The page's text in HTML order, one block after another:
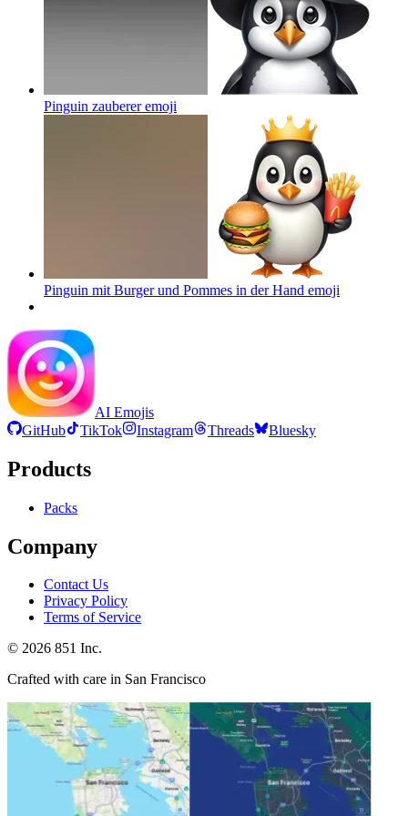
Pinguin zaubereremoji
Pinguin mit Burger und Pommes in der Hand emoji
AI Emojis
GitHub
TikTok Instagram Threads Bluesky
Products
Packs
Company
Contact Us
Privacy Policy
Terms of Service
© 2026 851 Inc.
Crafted with care in San Francisco